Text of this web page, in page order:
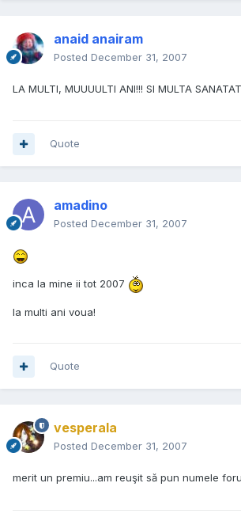
anaid anairam
Posted December 31, 2007
LA MULTI, MUUUULTI ANI!!! SI MULTA
Quote
amadino
Posted December 31, 2007
inca la mine ii tot 2007
la multi ani voua!
Quote
vesperala
Posted December 31, 2007
merit un premiu...am reuşit să pun numele